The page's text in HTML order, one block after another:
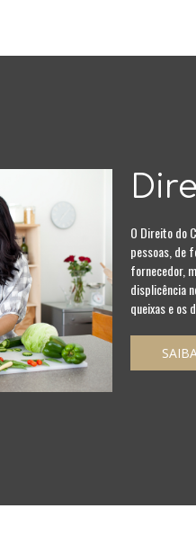
O Direito do
pessoas, de
fornecedor,
displicência
queixas e os